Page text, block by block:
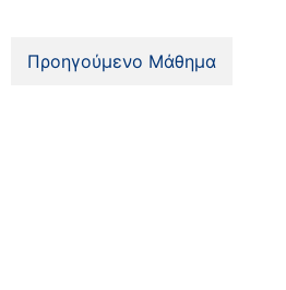
Προηγούμενο Μάθημα